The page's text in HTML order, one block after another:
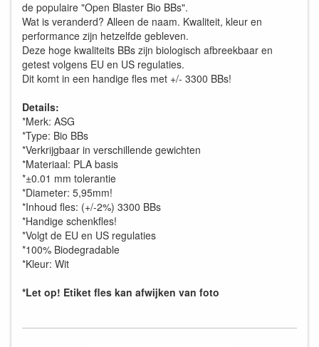
de populaire "Open Blaster Bio BBs".
Wat is veranderd? Alleen de naam. Kwaliteit, kleur en
performance zijn hetzelfde gebleven.
Deze hoge kwaliteits BBs zijn biologisch afbreekbaar en
getest volgens EU en US regulaties.
Dit komt in een handige fles met +/- 3300 BBs!
Details:
*Merk: ASG
*Type: Bio BBs
*Verkrijgbaar in verschillende gewichten
*Materiaal: PLA basis
*±0.01 mm tolerantie
*Diameter: 5,95mm!
*Inhoud fles: (+/-2%) 3300 BBs
*Handige schenkfles!
*Volgt de EU en US regulaties
*100% Biodegradable
*Kleur: Wit
*Let op! Etiket fles kan afwijken van foto